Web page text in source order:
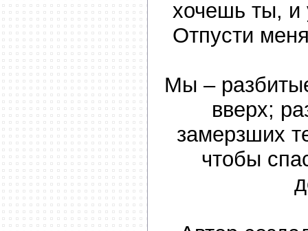
хочешь ты, и
Отпусти
Мы –
вверх;
замерзших
чтобы